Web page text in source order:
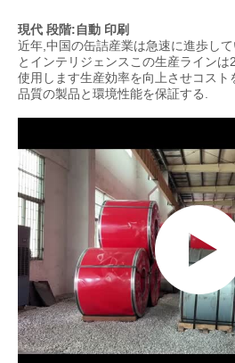
現代 段階:自動 印刷
近年,中国の缶詰産業は急速に進歩し
とインテリジェンスこの生産ライン
使用します生産効率を向上させコスト
品質の製品と環境性能を保証する.